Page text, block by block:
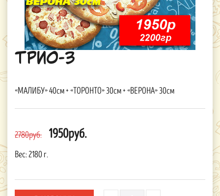
ТРИО-3
«МАЛИБУ» 40см + «ТОРОНТО» 30см + «ВЕРОНА» 30см
2780руб. 1950руб.
Вес:2180 г.